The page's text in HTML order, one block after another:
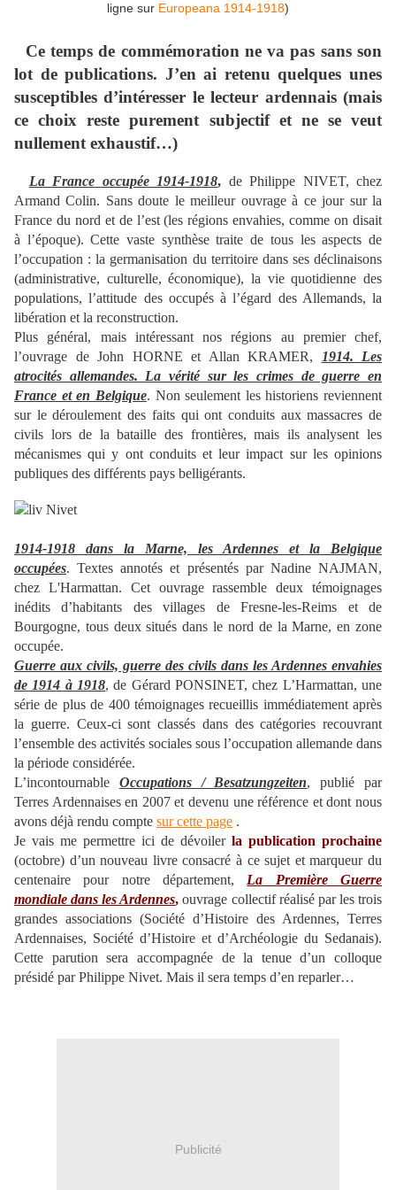
ligne sur Europeana 1914-1918)
Ce temps de commémoration ne va pas sans son
lot de publications. J’en ai retenu quelques unes
susceptibles d’intéresser le lecteur ardennais (mais
ce choix reste purement subjectif et ne se veut
nullement exhaustif…)
La France occupée 1914-1918, de Philippe NIVET, chez
Armand Colin. Sans doute le meilleur ouvrage à ce jour sur la
France du nord et de l’est (les régions envahies, comme on disait
à l’époque). Cette vaste synthèse traite de tous les aspects de
l’occupation : la germanisation du territoire dans ses déclinaisons
(administrative, culturelle, économique), la vie quotidienne des
populations, l’attitude des occupés à l’égard des Allemands, la
libération et la reconstruction.
Plus général, mais intéressant nos régions au premier chef,
l’ouvrage de John HORNE et Allan KRAMER,
1914. Les
atrocités allemandes. La vérité sur les crimes de guerre en
France et en Belgique. Non seulement les historiens reviennent
sur le déroulement des faits qui ont conduits aux massacres de
civils lors de la bataille des frontières, mais ils analysent les
mécanismes qui y ont conduits et leur impact sur les opinions
publiques des différents pays belligérants.
1914-1918 dans la Marne, les Ardennes et la Belgique
occupées. Textes annotés et présentés par Nadine NAJMAN,
chez L'Harmattan. Cet ouvrage rassemble deux témoignages
inédits d’habitants des villages de Fresne-les-Reims et de
Bourgogne, tous deux situés dans le nord de la Marne, en zone
occupée.
Guerre aux civils, guerre des civils dans les Ardennes envahies
de 1914 à 1918, de Gérard PONSINET, chez L’Harmattan, une
série de plus de 400 témoignages recueillis immédiatement après
la guerre. Ceux-ci sont classés dans des catégories recouvrant
l’ensemble des activités sociales sous l’occupation allemande dans
la période considérée.
L’incontournable Occupations / Besatzungzeiten, publié par
Terres Ardennaises en 2007 et devenu une référence et dont nous
avons déjà rendu compte sur cette page .
Je vais me permettre ici de dévoiler la publication prochaine
(octobre) d’un nouveau livre consacré à ce sujet et marqueur du
centenaire pour notre département, La Première Guerre
mondiale dans les Ardennes, ouvrage collectif réalisé par les trois
grandes associations (Société d’Histoire des Ardennes, Terres
Ardennaises, Société d’Histoire et d’Archéologie du Sedanais).
Cette parution sera accompagnée de la tenue d’un colloque
présidé par Philippe Nivet. Mais il sera temps d’en reparler…
Publicité